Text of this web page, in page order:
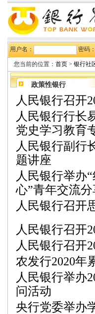
用户名： 密码：
您当前的位置： 首页 > 银行社
政策性银行
人民银行召开
人民银行行长
党史学习教育
人民银行副行
题讲座
人民银行举办
心”青年交流
人民银行召开
人民银行召开
人民银行召开
农发行2020年
人民银行举办
问活动
央行党委举办